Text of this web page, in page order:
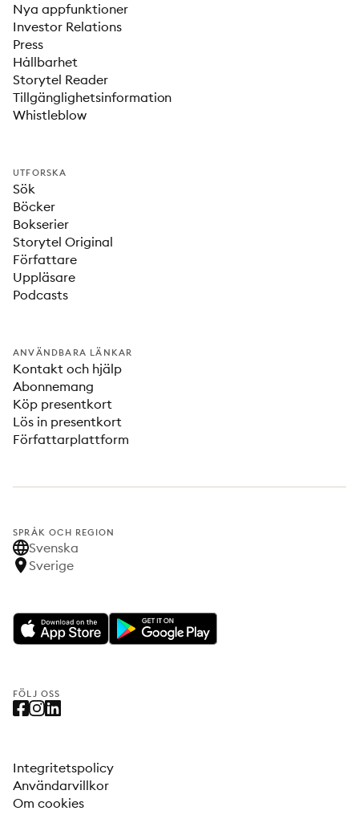
Nya appfunktioner
Investor Relations
Press
Hållbarhet
Storytel Reader
Tillgänglighetsinformation
Whistleblow
UTFORSKA
Sök
Böcker
Bokserier
Storytel Original
Författare
Uppläsare
Podcasts
ANVÄNDBARA LÄNKAR
Kontakt och hjälp
Abonnemang
Köp presentkort
Lös in presentkort
Författarplattform
SPRÅK OCH REGION
Svenska
Sverige
FÖLJ OSS
Integritetspolicy
Användarvillkor
Om cookies